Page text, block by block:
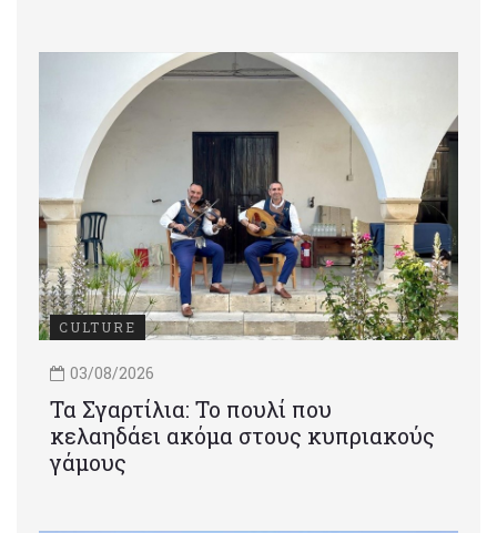
CULTURE
03/08/2026
Τα Σγαρτίλια: Το πουλί που
κελαηδάει ακόμα στους κυπριακούς
γάμους